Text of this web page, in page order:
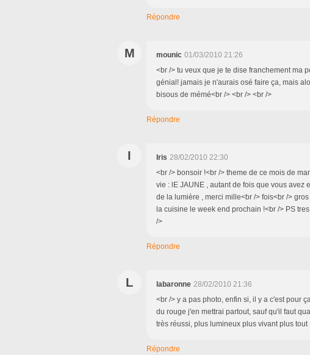
Répondre
M mounic 01/03/2010 21:26
<br /> tu veux que je te dise franchement ma
génial! jamais je n'aurais osé faire ça, mais
bisous de mémé<br /> <br /> <br />
Répondre
I Iris 28/02/2010 22:30
<br /> bonsoir !<br /> theme de ce mois de
vie : lE JAUNE , autant de fois que vous
de la lumière , merci mille<br /> fois<br />
la cuisine le week end prochain !<br /> PS
/>
Répondre
L labaronne 28/02/2010 21:36
<br /> y a pas photo, enfin si, il y a c'est pour
du rouge j'en mettrai partout, sauf qu'il faut
très réussi, plus lumineux plus vivant plus
Répondre